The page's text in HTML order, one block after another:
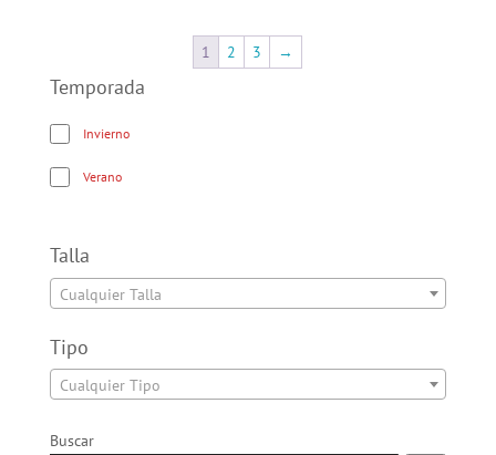
1 2 3 →
Temporada
Invierno
Verano
Talla
Cualquier Talla
Tipo
Cualquier Tipo
Buscar